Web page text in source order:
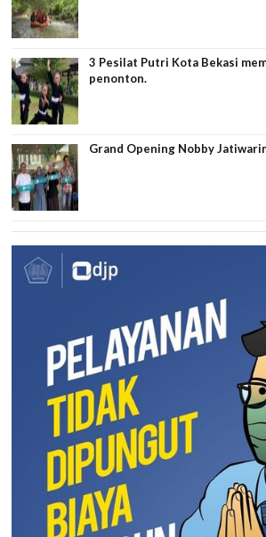
3 Pesilat Putri Kota Bekasi
penonton.
Grand Opening Nobby